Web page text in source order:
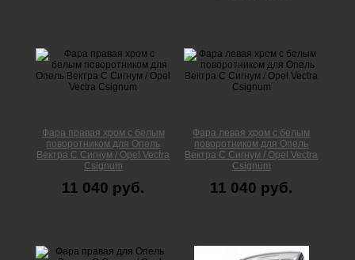
Фара правая хром с белым
поворотником для Опель
Вектра С Сигнум / Opel Vectra
Сsignum
11 040 руб.
Фара левая хром с белым
поворотником для Опель
Вектра С Сигнум / Opel Vectra
Сsignum
11 040 руб.